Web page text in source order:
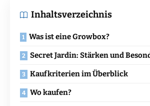
Inhaltsverzeichnis
Was ist eine Growbox?
Secret Jardin: Stärken und
Kaufkriterien im Überblick
Wo kaufen?